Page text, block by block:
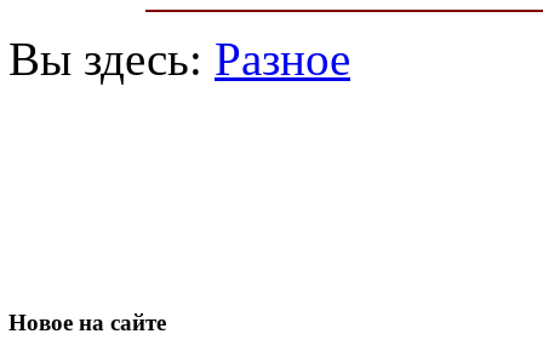
Вы здесь: Разное
Новое на сайте